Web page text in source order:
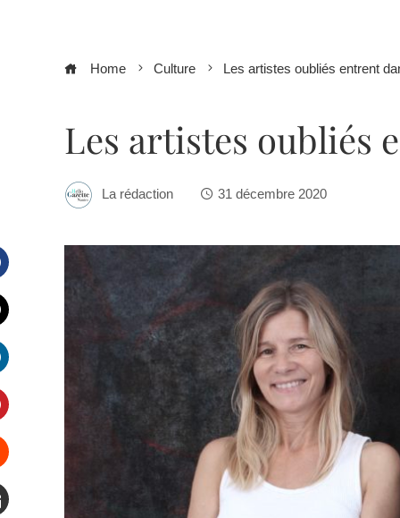
Home Culture Les artistes oubliés entrent
Les artistes oubliés
La rédaction 31 décembre 2020